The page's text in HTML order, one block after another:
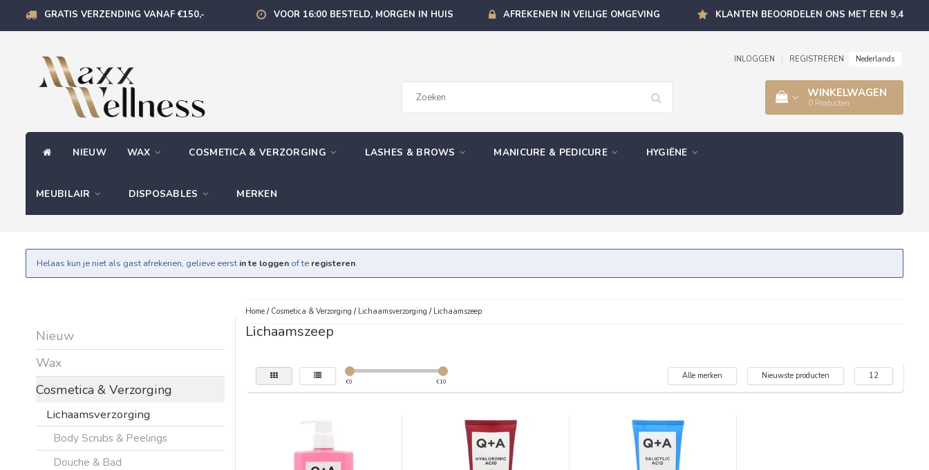
GRATIS VERZENDING VANAF €150,- VOOR 16:00 BESTELD, MORGEN IN HUIS AFREKENEN IN VEILIGE OMGEVING KLANTEN BEOORDELEN ONS MET EEN 9,4
INLOGGEN REGISTREREN Nederlands
WINKELWAGEN
0 Producten
NIEUW WAX COSMETICA & VERZORGING LASHES & BROWS MANICURE & PEDICURE HYGIËNE
MEUBILAIR DISPOSABLES MERKEN
Helaas kun je niet als gast afrekenen, gelieve eerst in te loggen of te registeren.
Nieuw
Wax
Cosmetica & Verzorging
Lichaamsverzorging
Body Scrubs & Peelings
Douche & Bad
Home/ Cosmetica & Verzorging / Lichaamsverzorging / Lichaamszeep
Lichaamszeep
€0 €10
Alle merken Nieuwste producten 12